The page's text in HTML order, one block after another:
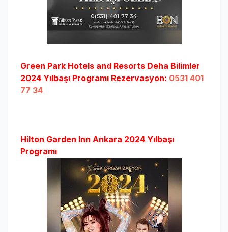
Green Park Hotels and Resorts Deha Bilimler
2024 Yılbaşı Programı Rezervasyon: 0531 401
77 34
Hilton Garden Inn Ankara 2024 Yılbaşı
Programı